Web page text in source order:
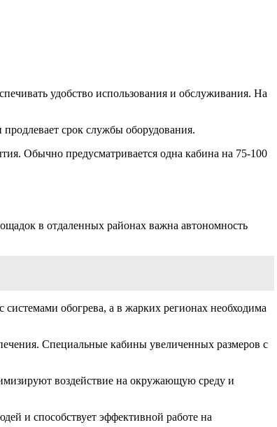
удобство использования и обслуживания. На
срок службы оборудования.
Обычно предусматривается одна кабина на 75-100
в отдаленных районах важна автономность
обогрева, а в жарких регионах необходима
Специальные кабины увеличенных размеров с
воздействие на окружающую среду и
и способствует эффективной работе на